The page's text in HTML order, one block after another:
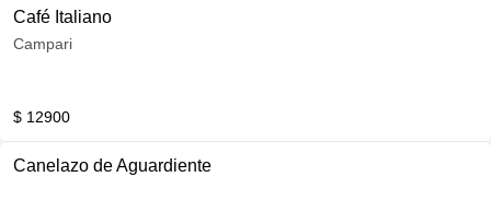
Café Italiano
Campari
$ 12900
Canelazo de Aguardiente